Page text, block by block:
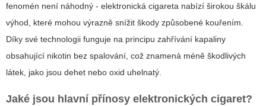
fenomén není náhodný - elektronická cigareta nabízí širokou škálu
výhod, které mohou výrazně snížit škody způsobené kouřením.
Díky své technologii funguje na principu zahřívání kapaliny
obsahující nikotin bez spalování, což znamená méně škodlivých
látek, jako jsou dehet nebo oxid uhelnatý.
Jaké jsou hlavní přínosy elektronických cigaret?